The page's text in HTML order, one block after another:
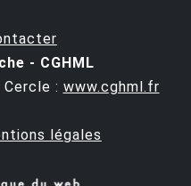
- CGHML
: www.cghml.fr
légales